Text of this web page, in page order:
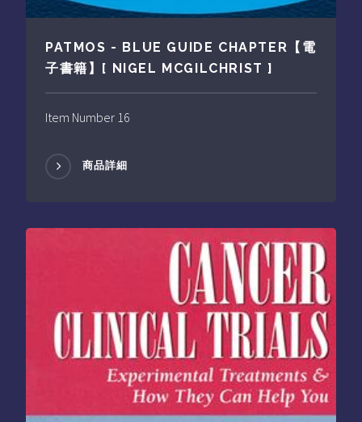
PATMOS - BLUE GUIDE CHAPTER【電
子書籍】[ NIGEL MCGILCHRIST ]
Item Number 16
商品詳細